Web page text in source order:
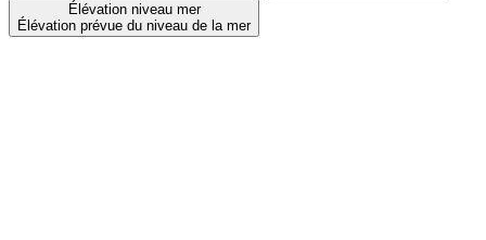
Élévation niveau mer
Élévation prévue du niveau de la mer